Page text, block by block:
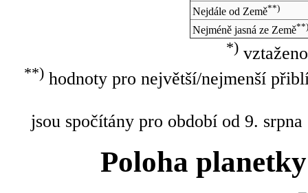
Nejdále od Země**)
Nejméně jasná ze Země**)
*)
**)hodnoty pro největší/nejmenší
jsou spočítány pro období od 9.
Poloha